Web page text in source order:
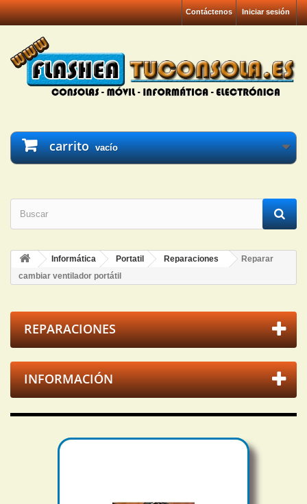
Iniciar sesión
Contáctenos
carrito vacío
Informática Portatil Reparaciones
Reparar
cambiar ventilador portátil
REPARACIONES
INFORMACIÓN